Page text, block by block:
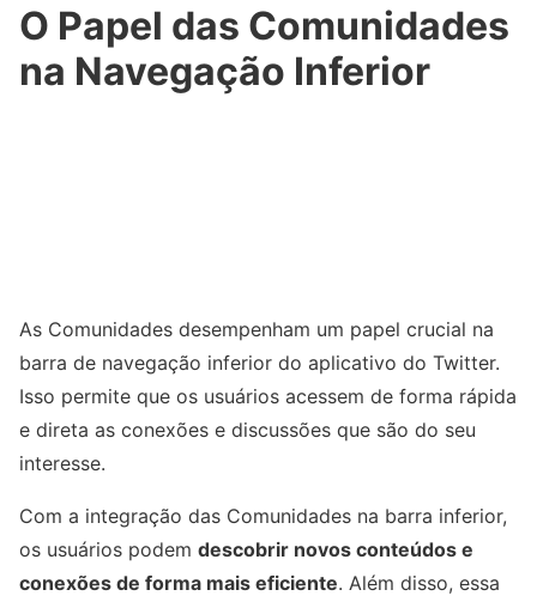
O Papel das Comunidades
na Navegação Inferior
As Comunidades desempenham um papel crucial na
barra de navegação inferior do aplicativo do Twitter.
Isso permite que os usuários acessem de forma rápida
e direta as conexões e discussões que são do seu
interesse.
Com a integração das Comunidades na barra inferior,
os usuários podem descobrir novos conteúdos e
conexões de forma mais eficiente. Além disso, essa